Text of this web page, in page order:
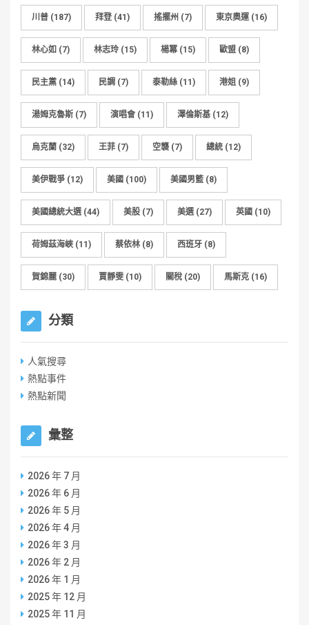
川普 (187) 拜登 (41) 搖擺州 (7) 東京奧運(16)
林心如 (7) 林志玲 (15) 楊冪 (15) 歐盟 (8)
民主黨 (14) 民調 (7) 泰勒絲 (11) 港姐 (9)
湯姆克魯斯 (7) 演唱會 (11) 澤倫斯基 (12)
烏克蘭 (32) 王菲 (7) 空襲 (7) 總統 (12)
美伊戰爭 (12) 美國 (100) 美國男籃 (8)
美國總統大選(44) 美股 (7) 美選(27) 英國 (10)
荷姆茲海峽 (11) 蔡依林 (8) 西班牙 (8)
賀錦麗 (30) 賈靜雯 (10) 關稅 (20) 馬斯克 (16)
分類
人氣搜尋
熱點事件
熱點新聞
彙整
2026 年 7 月
2026 年 6 月
2026 年 5 月
2026 年 4 月
2026 年 3 月
2026 年 2 月
2026 年 1 月
2025 年 12 月
2025 年 11 月